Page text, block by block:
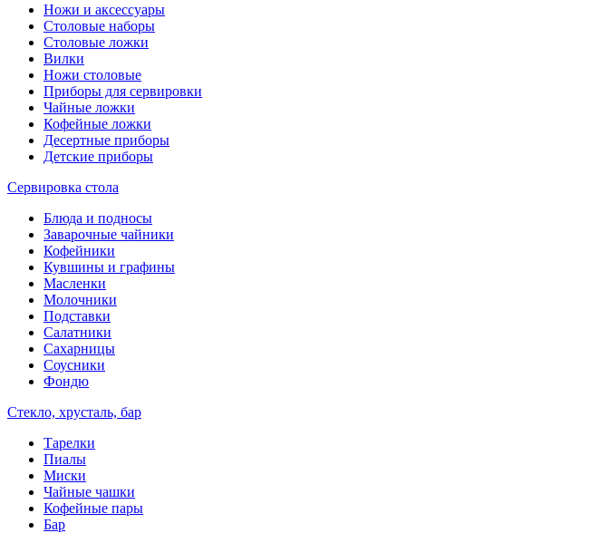
Ножи и аксессуары
Столовые наборы
Столовые ложки
Вилки
Ножи столовые
Приборы для сервировки
Чайные ложки
Кофейные ложки
Десертные приборы
Детские приборы
Сервировка стола
Блюда и подносы
Заварочные чайники
Кофейники
Кувшины и графины
Масленки
Молочники
Подставки
Салатники
Сахарницы
Соусники
Фондю
Стекло, хрусталь, бар
Тарелки
Пиалы
Миски
Чайные чашки
Кофейные пары
Бар